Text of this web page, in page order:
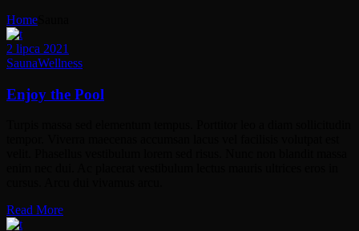
Home
2 lipca 2021
SaunaWellness
Enjoy the Pool
Read More